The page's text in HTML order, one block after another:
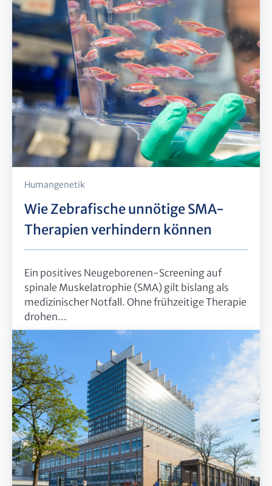
Humangenetik
Wie Zebrafische unnötige SMA-
Therapien verhindern können
Ein positives Neugeborenen-Screening auf
spinale Muskelatrophie (SMA) gilt bislang als
medizinischer Notfall. Ohne frühzeitige Therapie
drohen...